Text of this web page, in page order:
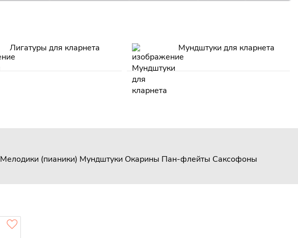
Лигатуры для кларнета Мундштуки для кларнета
Мелодики (пианики) Мундштуки Окарины Пан-флейты Саксофоны